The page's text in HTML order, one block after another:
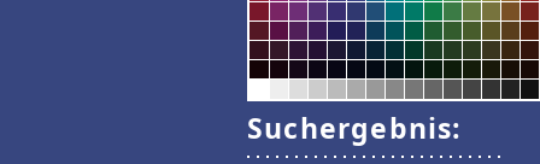
Suchergebnis: